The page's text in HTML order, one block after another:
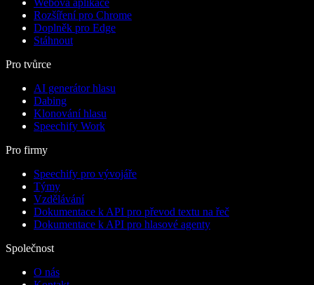
Webová aplikace
Rozšíření pro Chrome
Doplněk pro Edge
Stáhnout
Pro tvůrce
AI generátor hlasu
Dabing
Klonování hlasu
Speechify Work
Pro firmy
Speechify pro vývojáře
Týmy
Vzdělávání
Dokumentace k API pro převod textu na řeč
Dokumentace k API pro hlasové agenty
Společnost
O nás